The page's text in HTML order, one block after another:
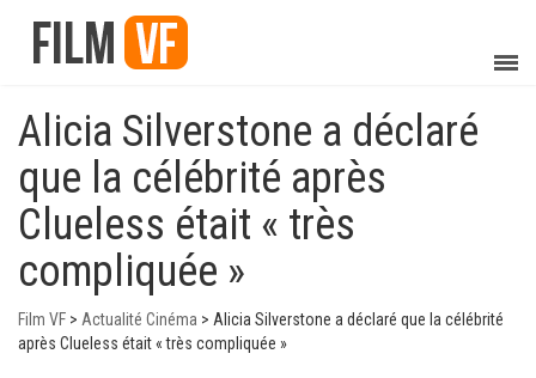
Alicia Silverstone a déclaré
que la célébrité après
Clueless était « très
compliquée »
Film VF > Actualité Cinéma > Alicia Silverstone a déclaré que la célébrité
après Clueless était « très compliquée »